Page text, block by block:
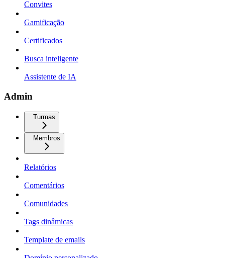
Convites
Gamificação
Certificados
Busca inteligente
Assistente de IA
Admin
Turmas
Membros
Relatórios
Comentários
Comunidades
Tags dinâmicas
Template de emails